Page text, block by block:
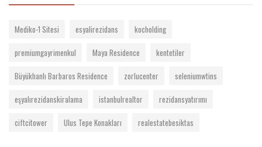
Mediko-1 Sitesi esyalirezidans
kocholding
premiumgayrimenkul
Maya Residence
kentetiler
Büyükhanlı Barbaros Residence
zorlucenter
seleniumwtins
eşyalırezidanskiralama
istanbulrealtor
rezidansyatırımı
ciftcitower
Ulus Tepe Konakları realestatebesiktas